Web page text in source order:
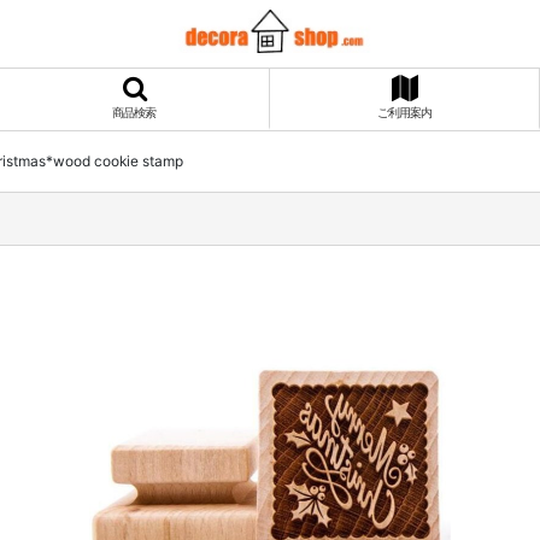
商品検索 ご利用案内
cookie stamp